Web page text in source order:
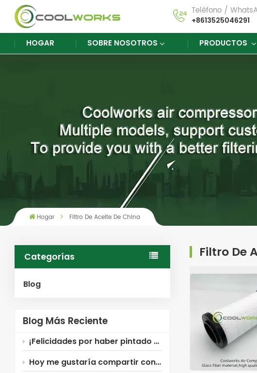
Teléfono /
+8613525046291
HOGAR SOBRE NOSOTROS PRODUCTOS
Hogar Filtro De Aceite De China
Categorías
Blog
Blog Más Reciente
¡Felicidades por haber pintado Coolworks!
Hoy me gustaría compartir con ustedes el filtro para compresor de aire Xinxiang Coolworks ~
Filtro De